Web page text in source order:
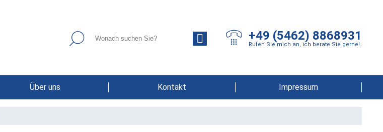
+49 (5462) 8868931
Rufen Sie mich an, ich berate Sie gerne!
Über uns Kontakt Impressum